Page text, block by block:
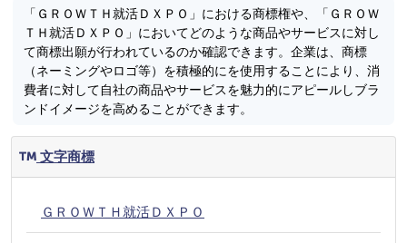
「ＧＲＯＷＴＨ就活ＤＸＰＯ」における商標権や、「ＧＲＯＷ
ＴＨ就活ＤＸＰＯ」においてどのような商品やサービスに対し
て商標出願が行われているのか確認できます。企業は、商標
（ネーミングやロゴ等）を積極的にを使用することにより、消
費者に対して自社の商品やサービスを魅力的にアピールしブラ
ンドイメージを高めることができます。
文字商標
ＧＲＯＷＴＨ就活ＤＸＰＯ